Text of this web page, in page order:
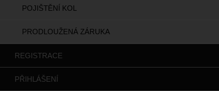
POJIŠTĚNÍ KOL
PRODLOUŽENÁ ZÁRUKA
REGISTRACE
PŘIHLÁŠENÍ